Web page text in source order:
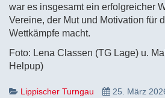
war es insgesamt ein erfolgreicher
Vereine, der Mut und Motivation für
Wettkämpfe macht.
Foto: Lena Classen (TG Lage) u.
Helpup)
Lippischer Turngau 25. März